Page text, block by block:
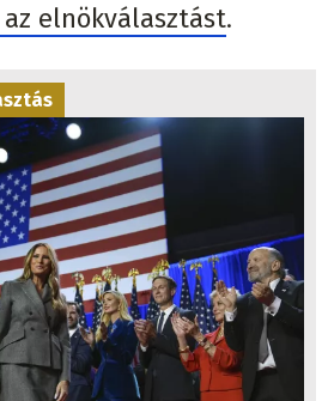
elnökválasztást.